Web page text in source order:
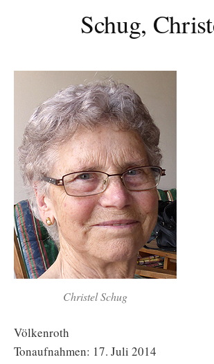
Schug,
Christel Schug
Völkenroth
Tonaufnahmen: 17. Juli 2014